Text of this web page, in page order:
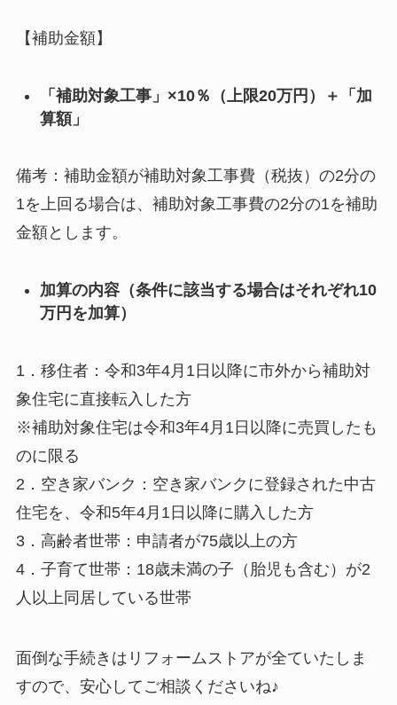
【補助金額】
「補助対象工事」×10％（上限20万円）＋「加
算額」
備考：補助金額が補助対象工事費（税抜）の2分の
1を上回る場合は、補助対象工事費の2分の1を補助
金額とします。
加算の内容（条件に該当する場合はそれぞれ10
万円を加算）
1．移住者：令和3年4月1日以降に市外から補助対
象住宅に直接転入した方
※補助対象住宅は令和3年4月1日以降に売買したも
のに限る
2．空き家バンク：空き家バンクに登録された中古
住宅を、令和5年4月1日以降に購入した方
3．高齢者世帯：申請者が75歳以上の方
4．子育て世帯：18歳未満の子（胎児も含む）が2
人以上同居している世帯
面倒な手続きはリフォームストアが全ていたしま
すので、安心してご相談くださいね♪